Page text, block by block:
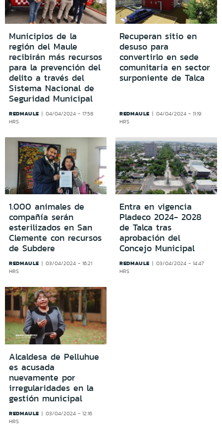
Municipios de la
región del Maule
recibirán más recursos
para la prevención del
delito a través del
Sistema Nacional de
Seguridad Municipal
REDMAULE
04/04/2024 - 17:58
HRS
Recuperan sitio en
desuso para
convertirlo en sede
comunitaria en sector
surponiente de Talca
REDMAULE
04/04/2024 - 11:19
HRS
1.000 animales de
compañía serán
esterilizados en San
Clemente con recursos
de Subdere
REDMAULE
03/04/2024 - 16:21
HRS
Entra en vigencia
Pladeco 2024- 2028
de Talca tras
aprobación del
Concejo Municipal
REDMAULE
03/04/2024 - 14:47
HRS
Alcaldesa de Pelluhue
es acusada
nuevamente por
irregularidades en la
gestión municipal
REDMAULE
03/04/2024 - 12:16
HRS